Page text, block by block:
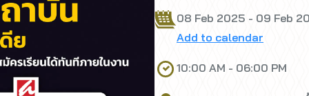
08 Feb 2025 - 09 Feb
Add to calendar
10:00 AM - 06:00 PM